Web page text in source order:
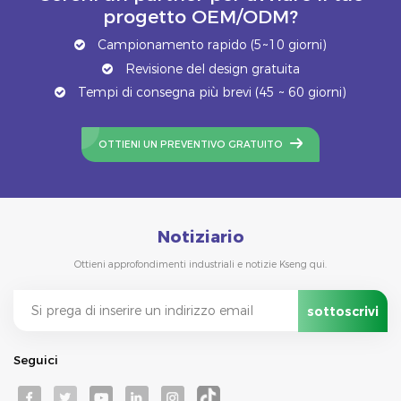
progetto OEM/ODM?
Campionamento rapido (5~10 giorni)
Revisione del design gratuita
Tempi di consegna più brevi (45 ~ 60 giorni)
OTTIENI UN PREVENTIVO GRATUITO
Notiziario
Ottieni approfondimenti industriali e notizie Kseng qui.
Seguici